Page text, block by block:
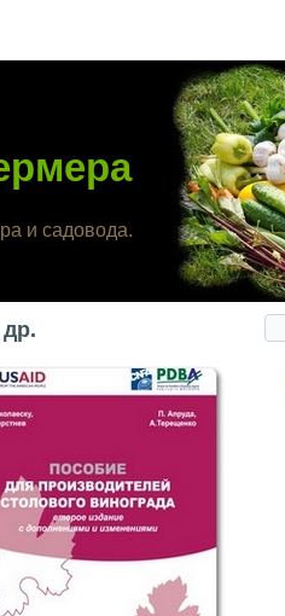
и садовода.